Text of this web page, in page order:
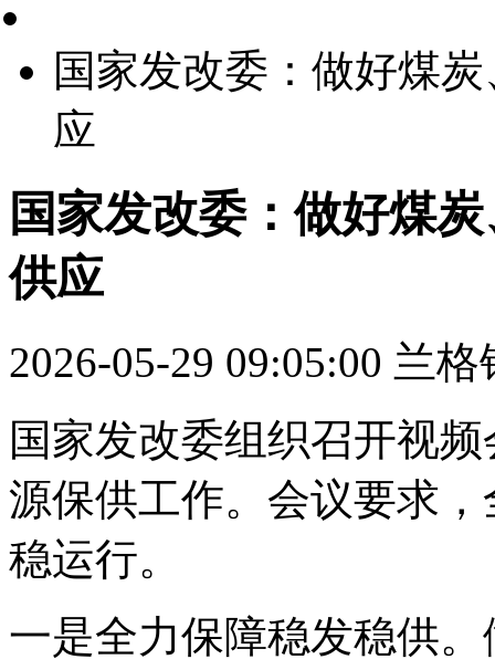
国家发改委：做好煤
应
国家发改委：做好煤
供应
2026-05-29 09:05:00 兰格
国家发改委组织召开视
源保供工作。会议要求
稳运行。
一是全力保障稳发稳供